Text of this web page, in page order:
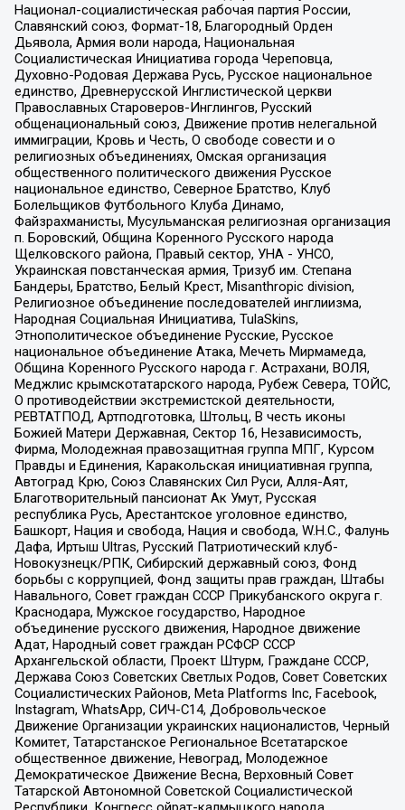
Национал-социалистическая рабочая партия России,
Славянский союз, Формат-18, Благородный Орден
Дьявола, Армия воли народа, Национальная
Социалистическая Инициатива города Череповца,
Духовно-Родовая Держава Русь, Русское национальное
единство, Древнерусской Инглистической церкви
Православных Староверов-Инглингов, Русский
общенациональный союз, Движение против нелегальной
иммиграции, Кровь и Честь, О свободе совести и о
религиозных объединениях, Омская организация
общественного политического движения Русское
национальное единство, Северное Братство, Клуб
Болельщиков Футбольного Клуба Динамо,
Файзрахманисты, Мусульманская религиозная организация
п. Боровский, Община Коренного Русского народа
Щелковского района, Правый сектор, УНА - УНСО,
Украинская повстанческая армия, Тризуб им. Степана
Бандеры, Братство, Белый Крест, Misanthropic division,
Религиозное объединение последователей инглиизма,
Народная Социальная Инициатива, TulaSkins,
Этнополитическое объединение Русские, Русское
национальное объединение Атака, Мечеть Мирмамеда,
Община Коренного Русского народа г. Астрахани, ВОЛЯ,
Меджлис крымскотатарского народа, Рубеж Севера, ТОЙС,
О противодействии экстремистской деятельности,
РЕВТАТПОД, Артподготовка, Штольц, В честь иконы
Божией Матери Державная, Сектор 16, Независимость,
Фирма, Молодежная правозащитная группа МПГ, Курсом
Правды и Единения, Каракольская инициативная группа,
Автоград Крю, Союз Славянских Сил Руси, Алля-Аят,
Благотворительный пансионат Ак Умут, Русская
республика Русь, Арестантское уголовное единство,
Башкорт, Нация и свобода, Нация и свобода, W.H.С., Фалунь
Дафа, Иртыш Ultras, Русский Патриотический клуб-
Новокузнецк/РПК, Сибирский державный союз, Фонд
борьбы с коррупцией, Фонд защиты прав граждан, Штабы
Навального, Совет граждан СССР Прикубанского округа г.
Краснодара, Мужское государство, Народное
объединение русского движения, Народное движение
Адат, Народный совет граждан РСФСР СССР
Архангельской области, Проект Штурм, Граждане СССР,
Держава Союз Советских Светлых Родов, Совет Советских
Социалистических Районов, Meta Platforms Inc, Facebook,
Instagram, WhatsApp, СИЧ-С14, Добровольческое
Движение Организации украинских националистов, Черный
Комитет, Татарстанское Региональное Всетатарское
общественное движение, Невоград, Молодежное
Демократическое Движение Весна, Верховный Совет
Татарской Автономной Советской Социалистической